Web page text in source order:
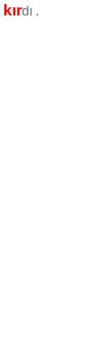
kırdı .